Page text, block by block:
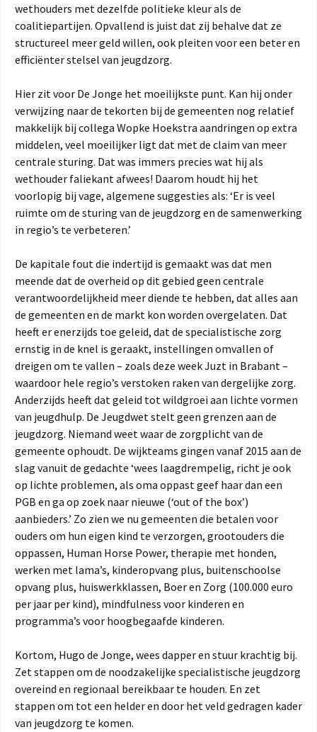
wethouders met dezelfde politieke kleur als de
coalitiepartijen. Opvallend is juist dat zij behalve dat ze
structureel meer geld willen, ook pleiten voor een beter en
efficiënter stelsel van jeugdzorg.
Hier zit voor De Jonge het moeilijkste punt. Kan hij onder
verwijzing naar de tekorten bij de gemeenten nog relatief
makkelijk bij collega Wopke Hoekstra aandringen op extra
middelen, veel moeilijker ligt dat met de claim van meer
centrale sturing. Dat was immers precies wat hij als
wethouder faliekant afwees! Daarom houdt hij het
voorlopig bij vage, algemene suggesties als: ‘Er is veel
ruimte om de sturing van de jeugdzorg en de samenwerking
in regio’s te verbeteren.’
De kapitale fout die indertijd is gemaakt was dat men
meende dat de overheid op dit gebied geen centrale
verantwoordelijkheid meer diende te hebben, dat alles aan
de gemeenten en de markt kon worden overgelaten. Dat
heeft er enerzijds toe geleid, dat de specialistische zorg
ernstig in de knel is geraakt, instellingen omvallen of
dreigen om te vallen – zoals deze week Juzt in Brabant –
waardoor hele regio’s verstoken raken van dergelijke zorg.
Anderzijds heeft dat geleid tot wildgroei aan lichte vormen
van jeugdhulp. De Jeugdwet stelt geen grenzen aan de
jeugdzorg. Niemand weet waar de zorgplicht van de
gemeente ophoudt. De wijkteams gingen vanaf 2015 aan de
slag vanuit de gedachte ‘wees laagdrempelig, richt je ook
op lichte problemen, als oma oppast geef haar dan een
PGB en ga op zoek naar nieuwe (‘out of the box’)
aanbieders.’ Zo zien we nu gemeenten die betalen voor
ouders om hun eigen kind te verzorgen, grootouders die
oppassen, Human Horse Power, therapie met honden,
werken met lama’s, kinderopvang plus, buitenschoolse
opvang plus, huiswerkklassen, Boer en Zorg (100.000 euro
per jaar per kind), mindfulness voor kinderen en
programma’s voor hoogbegaafde kinderen.
Kortom, Hugo de Jonge, wees dapper en stuur krachtig bij.
Zet stappen om de noodzakelijke specialistische jeugdzorg
overeind en regionaal bereikbaar te houden. En zet
stappen om tot een helder en door het veld gedragen kader
van jeugdzorg te komen.